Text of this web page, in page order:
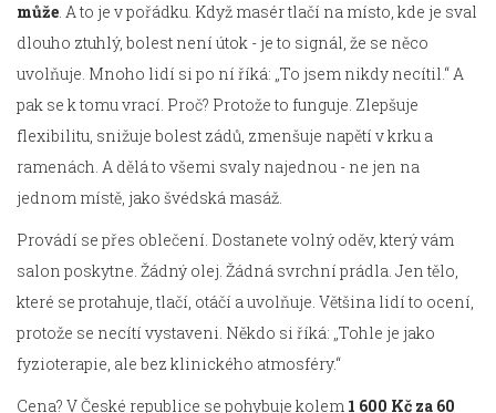
může. A to je v pořádku. Když masér tlačí na místo, kde je sval
dlouho ztuhlý, bolest není útok - je to signál, že se něco
uvolňuje. Mnoho lidí si po ní říká: „To jsem nikdy necítil.“ A
pak se k tomu vrací. Proč? Protože to funguje. Zlepšuje
flexibilitu, snižuje bolest zádů, zmenšuje napětí v krku a
ramenách. A dělá to všemi svaly najednou - ne jen na
jednom místě, jako švédská masáž.
Provádí se přes oblečení. Dostanete volný oděv, který vám
salon poskytne. Žádný olej. Žádná svrchní prádla. Jen tělo,
které se protahuje, tlačí, otáčí a uvolňuje. Většina lidí to ocení,
protože se necítí vystaveni. Někdo si říká: „Tohle je jako
fyzioterapie, ale bez klinického atmosféry.“
Cena? V České republice se pohybuje kolem 1 600 Kč za 60